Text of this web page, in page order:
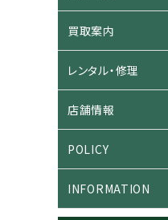
買取案内
レンタル・修理
店舗情報
POLICY
INFORMATION